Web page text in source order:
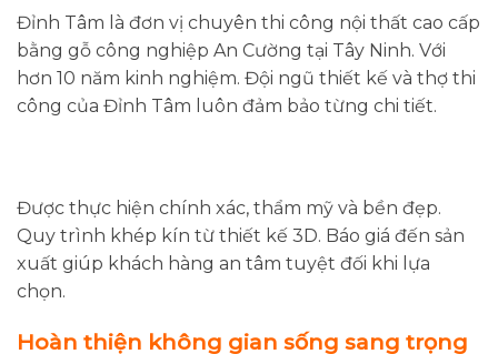
Đỉnh Tâm là đơn vị chuyên thi công nội thất cao cấp
bằng gỗ công nghiệp An Cường tại Tây Ninh. Với
hơn 10 năm kinh nghiệm. Đội ngũ thiết kế và thợ thi
công của Đỉnh Tâm luôn đảm bảo từng chi tiết.
Được thực hiện chính xác, thẩm mỹ và bền đẹp.
Quy trình khép kín từ thiết kế 3D. Báo giá đến sản
xuất giúp khách hàng an tâm tuyệt đối khi lựa
chọn.
Hoàn thiện không gian sống sang trọng